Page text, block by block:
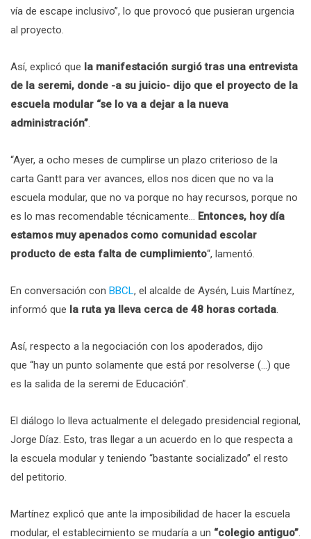
vía de escape inclusivo”, lo que provocó que pusieran urgencia
al proyecto.
Así, explicó que la manifestación surgió tras una entrevista
de la seremi, donde -a su juicio- dijo que el proyecto de la
escuela modular “se lo va a dejar a la nueva
administración”
“Ayer, a ocho meses de cumplirse un plazo criterioso de la
carta Gantt para ver avances, ellos nos dicen que no va la
escuela modular, que no va porque no hay recursos, porque no
es lo mas recomendable técnicamente… Entonces, hoy día
estamos muy apenados como comunidad escolar
producto de esta falta de cumplimiento“, lamentó.
En conversación con BBCL, el alcalde de Aysén, Luis Martínez,
informó que la ruta ya lleva cerca de 48 horas cortada
Así, respecto a la negociación con los apoderados, dijo
que “hay un punto solamente que está por resolverse (…) que
es la salida de la seremi de Educación”.
El diálogo lo lleva actualmente el delegado presidencial regional,
Jorge Díaz. Esto, tras llegar a un acuerdo en lo que respecta a
la escuela modular y teniendo “bastante socializado” el resto
del petitorio.
Martínez explicó que ante la imposibilidad de hacer la escuela
modular, el establecimiento se mudaría a un “colegio antiguo”